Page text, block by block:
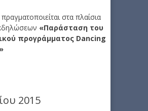
στα πλαίσια
«Παράσταση του
προγράμματος Dancing
2015